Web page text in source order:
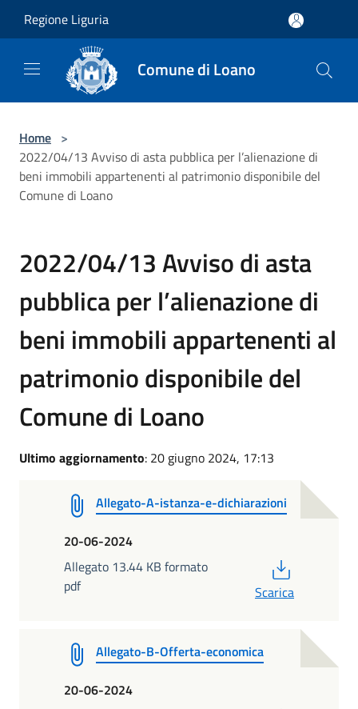
Regione Liguria
Comune di Loano
Home >
2022/04/13 Avviso di asta pubblica per l’alienazione di
beni immobili appartenenti al patrimonio disponibile del
Comune di Loano
2022/04/13 Avviso di asta
pubblica per l’alienazione di
beni immobili appartenenti al
patrimonio disponibile del
Comune di Loano
Ultimo aggiornamento: 20 giugno 2024, 17:13
Allegato-A-istanza-e-dichiarazioni
20-06-2024
Allegato 13.44 KB formato
pdf
Scarica
Allegato-B-Offerta-economica
20-06-2024